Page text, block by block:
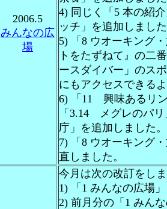
2006.5
みんなの広
場
4) 同じく「5 本の紹
ッチ」を追加しまし
5) 「8 ウオーキング
トをたずねて』の二
ースダイバー」のス
にもアクセスできる
6) 「11 興味あるリ
「3.14 メグレのパ
庁」を追加しました。
7) 「8 ウオーキング
直しました。
今月は次の改訂をし
1) 「1 みんなの広場
2) 前月分の「1 みん